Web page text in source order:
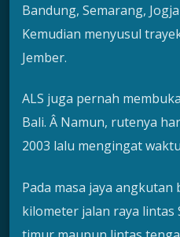
Bandung, Semarang,
Kemudian menyusul
Jember.
ALS juga pernah
Bali. Â Namun, rutenya
2003 lalu mengingat
Pada masa jaya
kilometer jalan raya lintas